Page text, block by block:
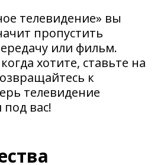
телевидение» вы
пропустить
или фильм.
хотите, ставьте на
к
телевидение
под вас!